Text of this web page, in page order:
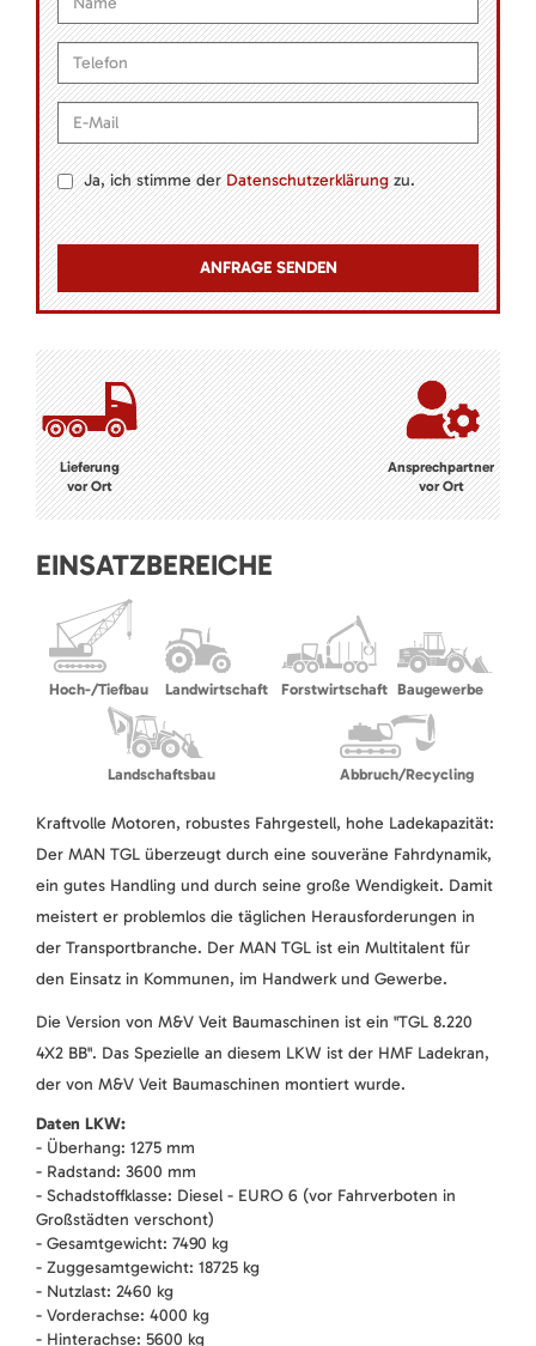
Ja, ich stimme derDatenschutzerklärungzu.
Lieferung
vor Ort
Ansprechpartner
vor Ort
EINSATZBEREICHE
Hoch-/Tiefbau Landwirtschaft Forstwirtschaft Baugewerbe
Landschaftsbau Abbruch/Recycling
Kraftvolle Motoren, robustes Fahrgestell, hohe Ladekapazität:
Der MAN TGL überzeugt durch eine souveräne Fahrdynamik,
ein gutes Handling und durch seine große Wendigkeit. Damit
meistert er problemlos die täglichen Herausforderungen in
der Transportbranche. Der MAN TGL ist ein Multitalent für
den Einsatz in Kommunen, im Handwerk und Gewerbe.
Die Version von M&V Veit Baumaschinen ist ein "TGL 8.220
4X2 BB". Das Spezielle an diesem LKW ist der HMF Ladekran,
der von M&V Veit Baumaschinen montiert wurde.
Daten LKW:
- Überhang: 1275 mm
- Radstand: 3600 mm
- Schadstoffklasse: Diesel - EURO 6 (vor Fahrverboten in
Großstädten verschont)
- Gesamtgewicht: 7490 kg
- Zuggesamtgewicht: 18725 kg
- Nutzlast: 2460 kg
- Vorderachse: 4000 kg
- Hinterachse: 5600 kg